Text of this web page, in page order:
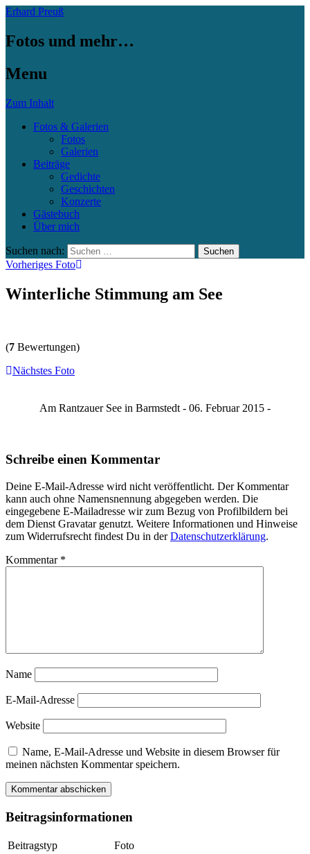
Erhard Preuß
Fotos und mehr…
Menu
Zum Inhalt
Fotos & Galerien
Fotos
Galerien
Beiträge
Gedichte
Geschichten
Konzerte
Gästebuch
Über mich
Suchen nach:
Vorheriges Foto
Winterliche Stimmung am See
(7 Bewertungen)
Nächstes Foto
Am Rantzauer See in Barmstedt - 06. Februar 2015 -
Schreibe einen Kommentar
Deine E-Mail-Adresse wird nicht veröffentlicht. Der Kommentar
kann auch ohne Namensnennung abgegeben werden. Die
eingegebene E-Mailadresse wir zum Bezug von Profilbildern bei
dem Dienst Gravatar genutzt. Weitere Informationen und Hinweise
zum Widerrufsrecht findest Du in derDatenschutzerklärung.
Kommentar *
Name
E-Mail-Adresse
Website
Name, E-Mail-Adresse und Website in diesem Browser für
meinen nächsten Kommentar speichern.
Beitragsinformationen
Beitragstyp
Foto